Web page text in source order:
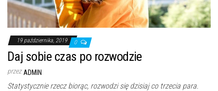
19 października, 2019 0
Daj sobie czas po rozwodzie
przez ADMIN
Statystycznie rzecz biorąc, rozwodzi się dzisiaj co trzecia para.